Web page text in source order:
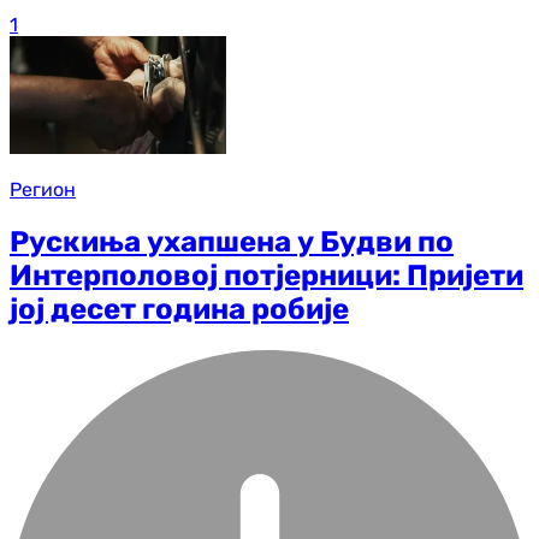
1
Регион
Рускиња ухапшена у Будви по
Интерполовој потјерници: Пријети
јој десет година робије